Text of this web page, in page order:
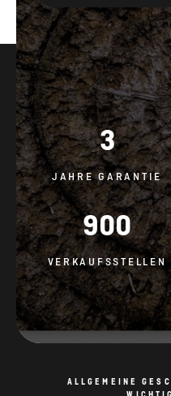
3
JAHRE GARANTIE
900
VERKAUFSSTELLEN
ALLGEMEINE